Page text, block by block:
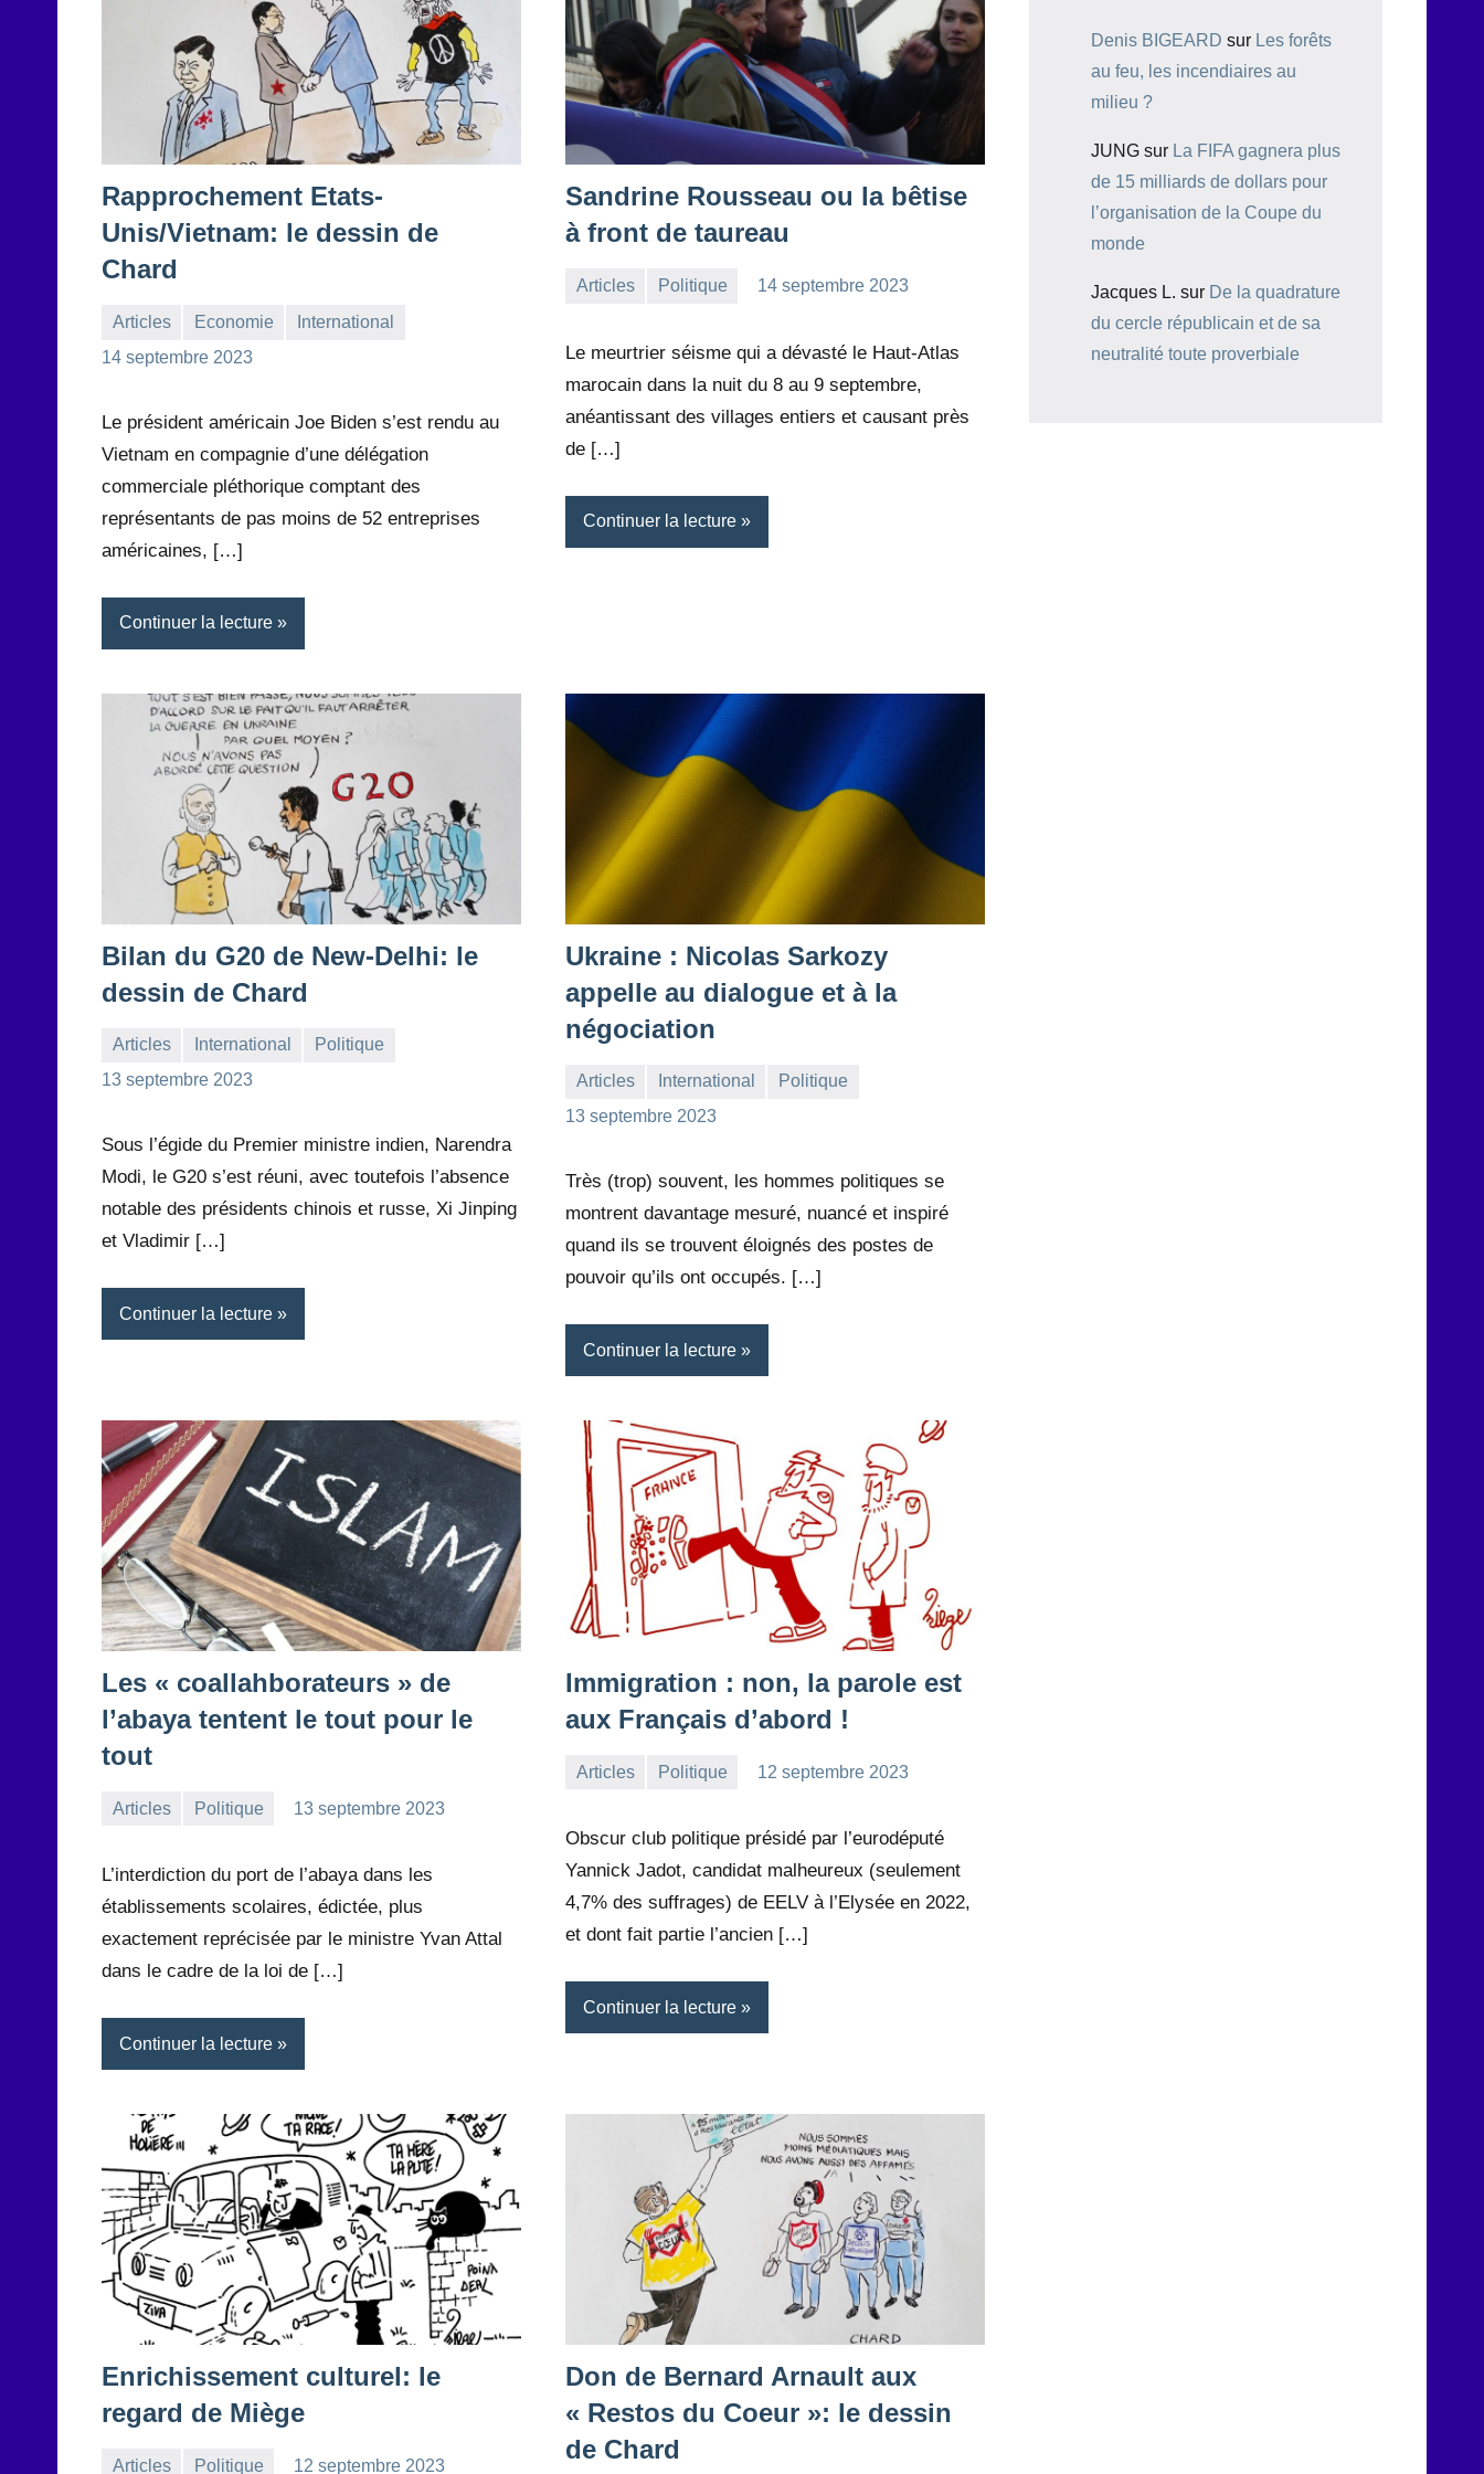
Rapprochement Etats-
Unis/Vietnam: le dessin de
Chard
Articles Economie
International
14 septembre 2023
la
1
Le président américain Joe Biden s’est rendu au
Vietnam en compagnie d’une délégation
commerciale pléthorique comptant des
représentants de pas moins de 52 entreprises
américaines, […]
Continuer la lecture
Sandrine Rousseau ou la bêtise
à front de taureau
Articles Politique
14 septembre 2023
Le meurtrier séisme qui a dévasté le Haut-Atlas
marocain dans la nuit du 8 au 9 septembre,
anéantissant des villages entiers et causant près
de […]
Continuer la lecture
Bilan du G20 de New-Delhi: le
dessin de Chard
Articles International
Politique
13 septembre 2023
la
Aucun
Sous l’égide du Premier ministre indien, Narendra
Modi, le G20 s’est réuni, avec toutefois l’absence
notable des présidents chinois et russe, Xi Jinping
et Vladimir […]
Continuer la lecture
Ukraine : Nicolas Sarkozy
appelle au dialogue et à la
négociation
Articles International
Politique
13 septembre 2023
la
1
Très (trop) souvent, les hommes politiques se
montrent davantage mesuré, nuancé et inspiré
quand ils se trouvent éloignés des postes de
pouvoir qu’ils ont occupés. […]
Continuer la lecture
Les « coallahborateurs » de
l’abaya tentent le tout pour le
tout
Articles Politique
13 septembre 2023
L’interdiction du port de l’abaya dans les
établissements scolaires, édictée, plus
exactement reprécisée par le ministre Yvan Attal
dans le cadre de la loi de […]
Continuer la lecture
Immigration : non, la parole est
aux Français d’abord !
Articles Politique
12 septembre 2023
Obscur club politique présidé par l’eurodéputé
Yannick Jadot, candidat malheureux (seulement
4,7% des suffrages) de EELV à l’Elysée en 2022,
et dont fait partie l’ancien […]
Continuer la lecture
Enrichissement culturel: le
regard de Miège
Articles Politique
12 septembre 2023
Don de Bernard Arnault aux
« Restos du Coeur »: le dessin
de Chard
Denis BIGEARD sur Les forêts
au feu, les incendiaires au
milieu ?
JUNG sur La FIFA gagnera plus
de 15 milliards de dollars pour
l’organisation de la Coupe du
monde
Jacques L. sur De la quadrature
du cercle républicain et de sa
neutralité toute proverbiale